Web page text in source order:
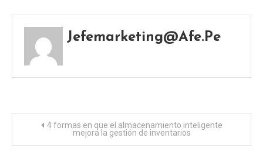
Jefemarketing@afe.pe
Navegación
de
4 formas en que el almacenamiento inteligente
mejora la gestión de inventarios